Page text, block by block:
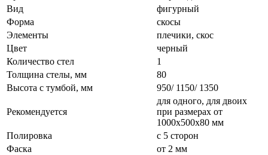
Вид
фигурный
Форма
скосы
Элементы
плечики, скос
Цвет
черный
Количество стел
1
Толщина стелы, мм
80
Высота с тумбой, мм
950/ 1150/ 1350
Рекомендуется
для одного, для двоих
при размерах от
1000x500x80 мм
Полировка
с 5 сторон
Фаска
от 2 мм